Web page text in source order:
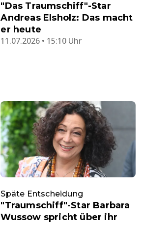
"Das Traumschiff"-Star
Andreas Elsholz: Das macht
er heute
11.07.2026 • 15:10 Uhr
Späte Entscheidung
"Traumschiff"-Star Barbara
Wussow spricht über ihr